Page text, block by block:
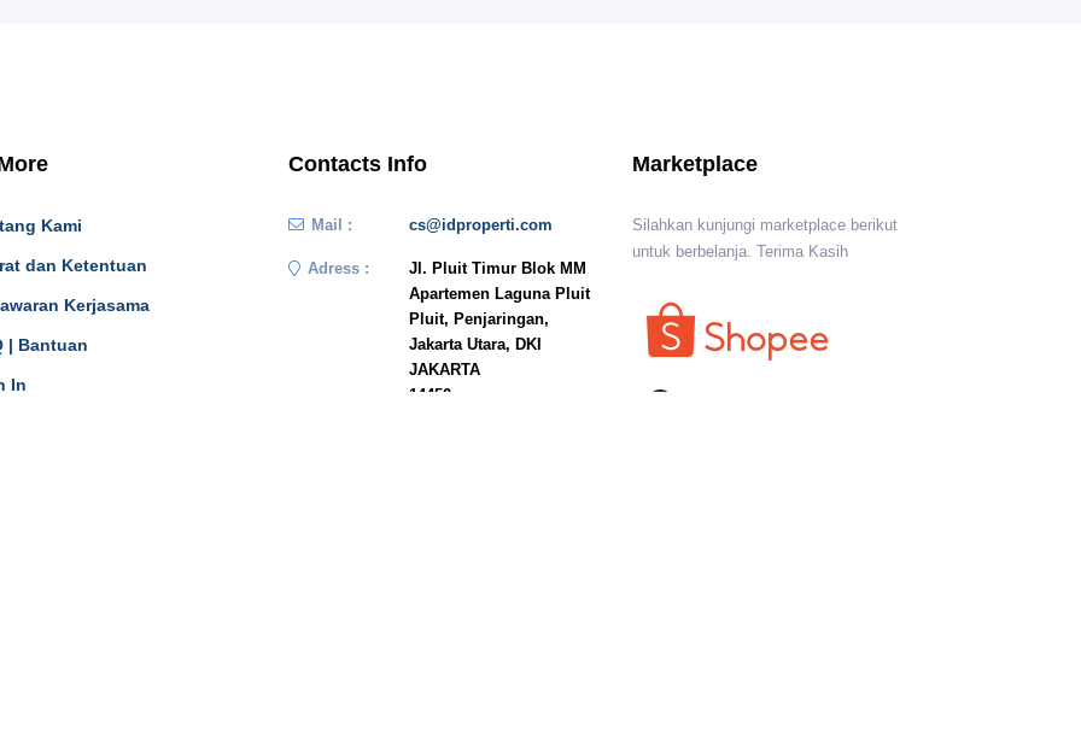
Kami
dan Ketentuan
Kerjasama
| Bantuan
In
Contacts Info
Mail : cs@idproperti.com
Adress :
Jl. Pluit Timur Blok MM
Apartemen Laguna Pluit
Pluit, Penjaringan,
Jakarta Utara, DKI
JAKARTA
14450
Marketplace
Silahkan kunjungi marketplace berikut
untuk berbelanja. Terima Kasih